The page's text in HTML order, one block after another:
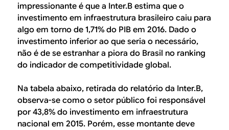
impressionante é que a Inter.B estima que o
investimento em infraestrutura brasileiro caiu para
algo em torno de 1,71% do PIB em 2016. Dado o
investimento inferior ao que seria o necessário,
não é de se estranhar a piora do Brasil no ranking
do indicador de competitividade global.
Na tabela abaixo, retirada do relatório da Inter.B,
observa-se como o setor público foi responsável
por 43,8% do investimento em infraestrutura
nacional em 2015. Porém, esse montante deve